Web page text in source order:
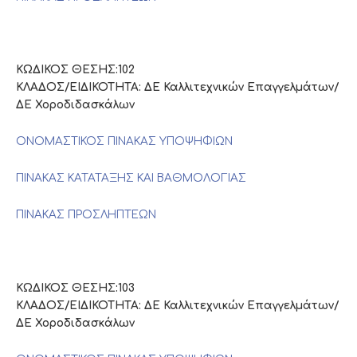
ΚΩΔΙΚΟΣ ΘΕΣΗΣ:102
ΚΛΑΔΟΣ/ΕΙΔΙΚΟΤΗΤΑ: ΔΕ Καλλιτεχνικών Επαγγελμάτων/
ΔΕ Χοροδιδασκάλων
ΟΝΟΜΑΣΤΙΚΟΣ ΠΙΝΑΚΑΣ ΥΠΟΨΗΦΙΩΝ
ΠΙΝΑΚΑΣ ΚΑΤΑΤΑΞΗΣ ΚΑΙ ΒΑΘΜΟΛΟΓΙΑΣ
ΠΙΝΑΚΑΣ ΠΡΟΣΛΗΠΤΕΩΝ
ΚΩΔΙΚΟΣ ΘΕΣΗΣ:103
ΚΛΑΔΟΣ/ΕΙΔΙΚΟΤΗΤΑ: ΔΕ Καλλιτεχνικών Επαγγελμάτων/
ΔΕ Χοροδιδασκάλων